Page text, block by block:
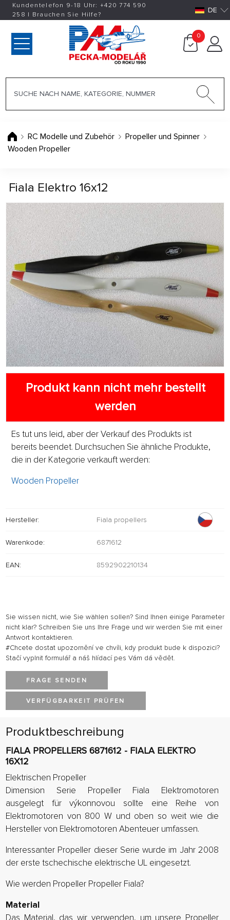
Kundentelefon 9-18 Uhr: +420774 590
258 | Brauchen Sie Hilfe? DE
0
RC Modelle und Zubehör
Propeller und Spinner
Wooden Propeller
Fiala Elektro 16x12
Produkt kann nicht mehr bestellt
werden
Es tut uns leid, aber der Verkauf des Produkts ist
bereits beendet. Durchsuchen Sie ähnliche Produkte,
die in der Kategorie verkauft werden:
Wooden Propeller
Hersteller: Fiala propellers
Warenkode: 6871612
EAN: 8592902210134
Sie wissen nicht, wie Sie wählen sollen? Sind Ihnen einige Parameter
nicht klar? Schreiben Sie uns Ihre Frage und wir werden Sie mit einer
Antwort kontaktieren.
#Chcete dostat upozornění ve chvíli, kdy produkt bude k dispozici?
Stačí vyplnit formulář a náš hlídací pes Vám dá vědět.
FRAGE SENDEN
VERFÜGBARKEIT PRÜFEN
Produktbeschreibung
FIALA PROPELLERS 6871612 - FIALA ELEKTRO
16X12
Elektrischen Propeller
Dimension Serie Propeller Fiala Elektromotoren
ausgelegt für výkonnovou sollte eine Reihe von
Elektromotoren von 800 W und oben so weit wie die
Hersteller von Elektromotoren Abenteuer umfassen.
Interessanter Propeller dieser Serie wurde im Jahr 2008
der erste tschechische elektrische UL eingesetzt.
Wie werden Propeller Propeller Fiala?
Material
Das Material, das wir verwenden, um unsere Propeller